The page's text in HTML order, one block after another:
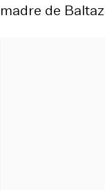
madre de